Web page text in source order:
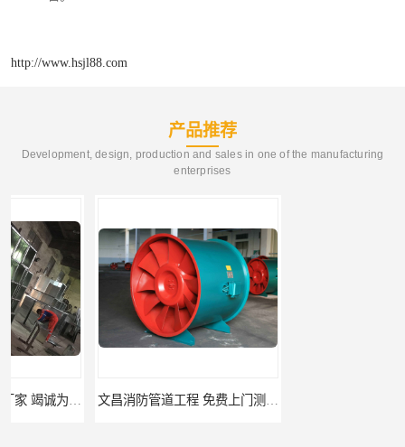
http://www.hsjl88.com
产品推荐
Development, design, production and sales in one of the manufacturing
enterprises
文昌消防管道工程 免费上门测量设计